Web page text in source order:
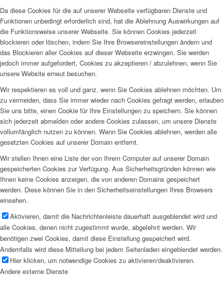
Da diese Cookies für die auf unserer Webseite verfügbaren Dienste und
Funktionen unbedingt erforderlich sind, hat die Ablehnung Auswirkungen auf
die Funktionsweise unserer Webseite. Sie können Cookies jederzeit
blockieren oder löschen, indem Sie Ihre Browsereinstellungen ändern und
das Blockieren aller Cookies auf dieser Webseite erzwingen. Sie werden
jedoch immer aufgefordert, Cookies zu akzeptieren / abzulehnen, wenn Sie
unsere Website erneut besuchen.
Wir respektieren es voll und ganz, wenn Sie Cookies ablehnen möchten. Um
zu vermeiden, dass Sie immer wieder nach Cookies gefragt werden, erlauben
Sie uns bitte, einen Cookie für Ihre Einstellungen zu speichern. Sie können
sich jederzeit abmelden oder andere Cookies zulassen, um unsere Dienste
vollumfänglich nutzen zu können. Wenn Sie Cookies ablehnen, werden alle
gesetzten Cookies auf unserer Domain entfernt.
Wir stellen Ihnen eine Liste der von Ihrem Computer auf unserer Domain
gespeicherten Cookies zur Verfügung. Aus Sicherheitsgründen können wie
Ihnen keine Cookies anzeigen, die von anderen Domains gespeichert
werden. Diese können Sie in den Sicherheitseinstellungen Ihres Browsers
einsehen.
Aktivieren, damit die Nachrichtenleiste dauerhaft ausgeblendet wird und
alle Cookies, denen nicht zugestimmt wurde, abgelehnt werden. Wir
benötigen zwei Cookies, damit diese Einstellung gespeichert wird.
Andernfalls wird diese Mitteilung bei jedem Seitenladen eingeblendet werden.
Hier klicken, um notwendige Cookies zu aktivieren/deaktivieren.
Andere externe Dienste